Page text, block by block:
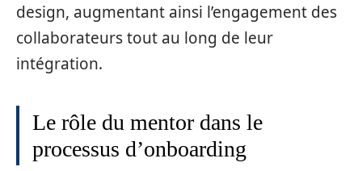
design, augmentant ainsi l’engagement des
collaborateurs tout au long de leur
intégration.
Le rôle du mentor dans le
processus d’onboarding